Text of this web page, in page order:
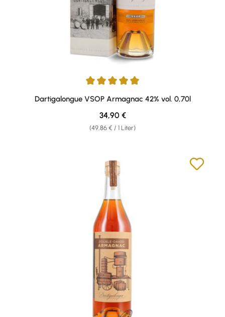
Durchschnittliche Bewertung von 5 von 5 Sternen
Dartigalongue VSOP Armagnac 42% vol. 0,70l
(49,86 € / 1 Liter)
Regulärer Preis:
34,90 €